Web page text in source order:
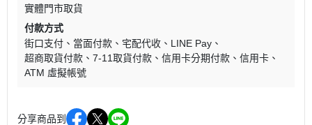
實體門市取貨
付款方式
街口支付
當面付款 宅配代收
LINE Pay
超商取貨付款
7-11取貨付款 信用卡分期付款
信用卡
ATM 虛擬帳號
分享商品到